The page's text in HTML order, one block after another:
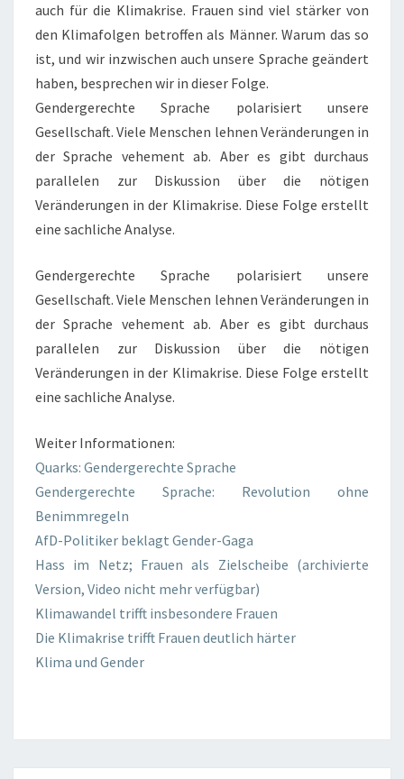
auch für die Klimakrise. Frauen sind viel stärker von
den Klimafolgen betroffen als Männer. Warum das so
ist, und wir inzwischen auch unsere Sprache geändert
haben, besprechen wir in dieser Folge.
Gendergerechte Sprache polarisiert unsere
Gesellschaft. Viele Menschen lehnen Veränderungen in
der Sprache vehement ab. Aber es gibt durchaus
parallelen zur Diskussion über die nötigen
Veränderungen in der Klimakrise. Diese Folge erstellt
eine sachliche Analyse.
Gendergerechte Sprache polarisiert unsere
Gesellschaft. Viele Menschen lehnen Veränderungen in
der Sprache vehement ab. Aber es gibt durchaus
parallelen zur Diskussion über die nötigen
Veränderungen in der Klimakrise. Diese Folge erstellt
eine sachliche Analyse.
Weiter Informationen:
Quarks: Gendergerechte Sprache
Gendergerechte Sprache: Revolution ohne
Benimmregeln
AfD-Politiker beklagt Gender-Gaga
Hass im Netz; Frauen als Zielscheibe (archivierte
Version, Video nicht mehr verfügbar)
Klimawandel trifft insbesondere Frauen
Die Klimakrise trifft Frauen deutlich härter
Klima und Gender